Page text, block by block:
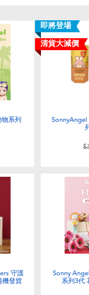
系列
迪士尼冰雪奇緣
系列
即將登場
清貨大減價
SonnyAngel
守護
機發貨
Sonny
系列3代